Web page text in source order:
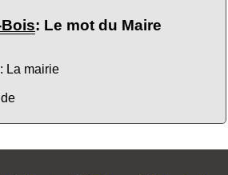
: Le mot du Maire